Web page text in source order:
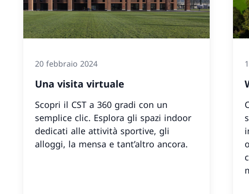
20 febbraio 2024
Una visita virtuale
Scopri il CST a 360 gradi con un
semplice clic. Esplora gli spazi indoor
dedicati alle attività sportive, gli
alloggi, la mensa e tant’altro ancora.